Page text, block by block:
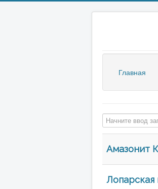
Главная
Начните ввод
Амазонит
Лопарская